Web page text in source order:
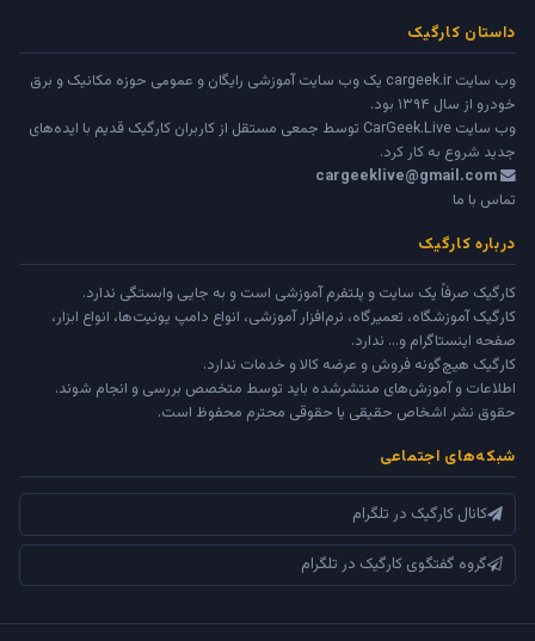
داستان کارگیک
وب سایت cargeek.ir یک وب سایت آموزشی رایگان و عمومی حوزه مکانیک و برق
خودرو از سال ۱۳۹۴ بود.
وب سایت CarGeek.Live توسط جمعی مستقل از کاربران کارگیک قدیم با ایده‌های
جدید شروع به کار کرد.
cargeeklive@gmail.com
تماس با ما
درباره کارگیک
کارگیک صرفاً یک سایت و پلتفرم آموزشی است و به جایی وابستگی ندارد.
کارگیک آموزشگاه، تعمیرگاه، نرم‌افزار آموزشی، انواع دامپ یونیت‌ها، انواع ابزار،
صفحه اینستاگرام و... ندارد.
کارگیک هیچ‌گونه فروش و عرضه کالا و خدمات ندارد.
اطلاعات و آموزش‌های منتشرشده باید توسط متخصص بررسی و انجام شوند.
حقوق نشر اشخاص حقیقی یا حقوقی محترم محفوظ است.
شبکه‌های اجتماعی
کانال کارگیک در تلگرام
گروه گفتگوی کارگیک در تلگرام